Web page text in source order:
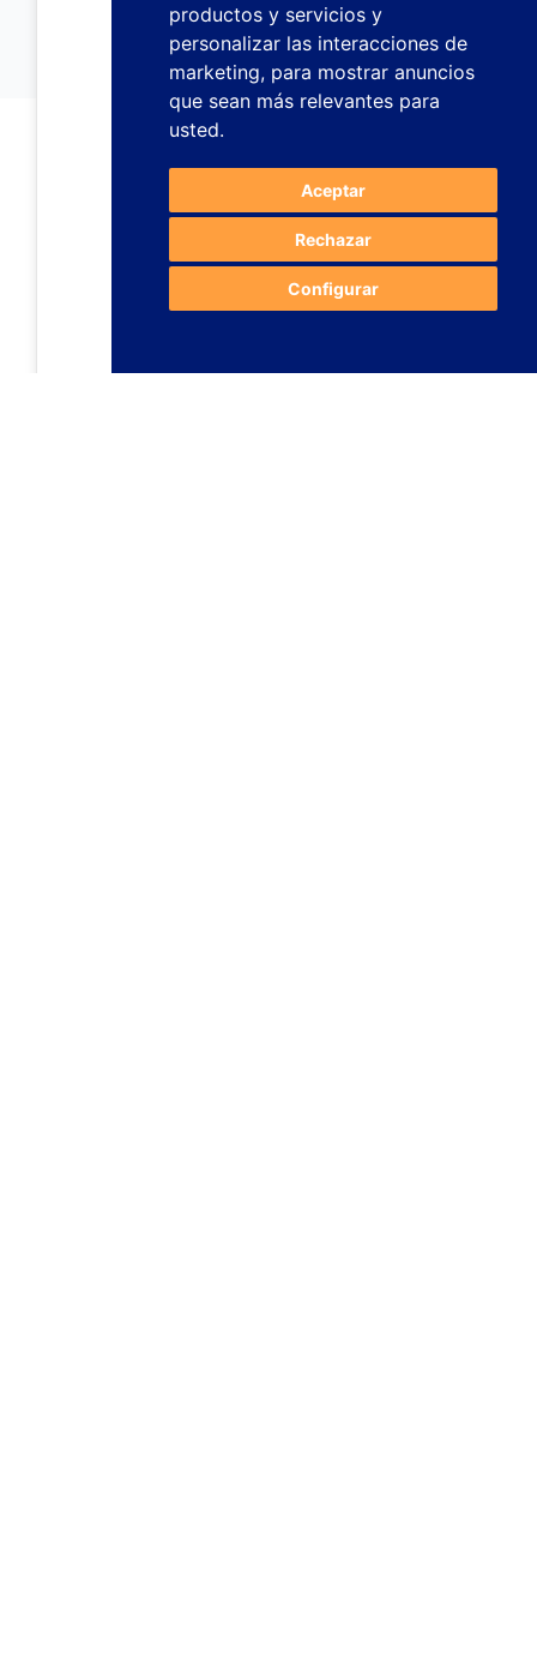
productos y servicios y
personalizar las interacciones de
marketing, para mostrar anuncios
que sean más relevantes para
usted.
Aceptar
Rechazar
Configurar